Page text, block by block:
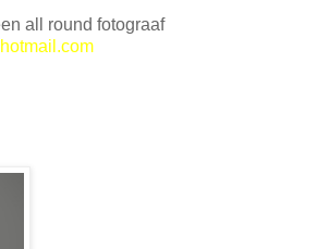
all round fotograaf